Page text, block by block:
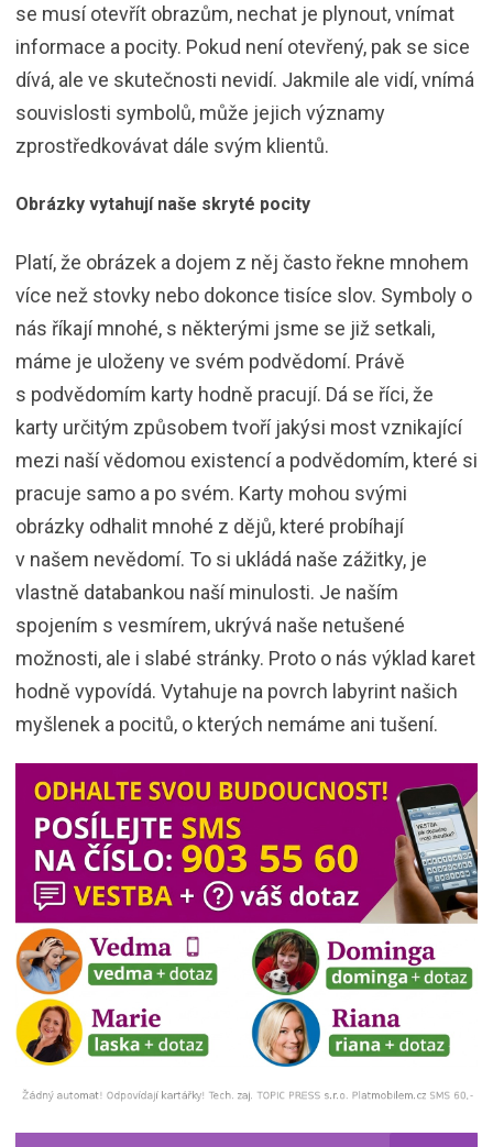
se musí otevřít obrazům, nechat je plynout, vnímat
informace a pocity. Pokud není otevřený, pak se sice
dívá, ale ve skutečnosti nevidí. Jakmile ale vidí, vnímá
souvislosti symbolů, může jejich významy
zprostředkovávat dále svým klientů.
Obrázky vytahují naše skryté pocity
Platí, že obrázek a dojem z něj často řekne mnohem
více než stovky nebo dokonce tisíce slov. Symboly o
nás říkají mnohé, s některými jsme se již setkali,
máme je uloženy ve svém podvědomí. Právě
s podvědomím karty hodně pracují. Dá se říci, že
karty určitým způsobem tvoří jakýsi most vznikající
mezi naší vědomou existencí a podvědomím, které si
pracuje samo a po svém. Karty mohou svými
obrázky odhalit mnohé z dějů, které probíhají
v našem nevědomí. To si ukládá naše zážitky, je
vlastně databankou naší minulosti. Je naším
spojením s vesmírem, ukrývá naše netušené
možnosti, ale i slabé stránky. Proto o nás výklad karet
hodně vypovídá. Vytahuje na povrch labyrint našich
myšlenek a pocitů, o kterých nemáme ani tušení.